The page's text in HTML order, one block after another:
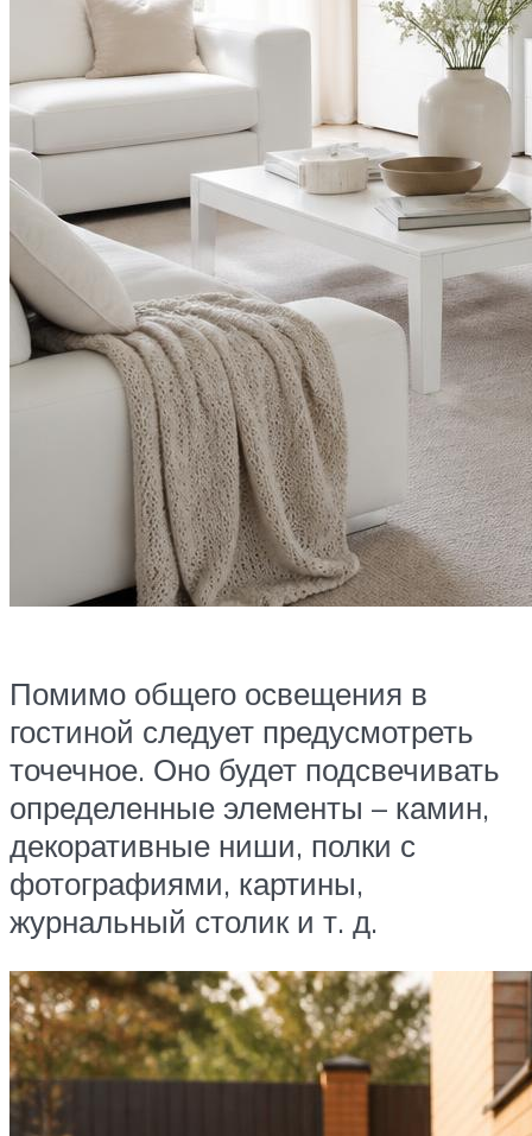
Помимо общего освещения в
гостиной следует предусмотреть
точечное. Оно будет подсвечивать
определенные элементы – камин,
декоративные ниши, полки с
фотографиями, картины,
журнальный столик и т. д.